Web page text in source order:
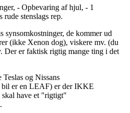
- Opbevaring af hjul, - 1
rude stenslags rep.
synsomkostninger, de kommer ud
(ikke Xenon dog), viskere mv. (du
Der er faktisk rigtig mange ting i det
og Nissans
bil er en LEAF) er der IKKE
have et "rigtigt"